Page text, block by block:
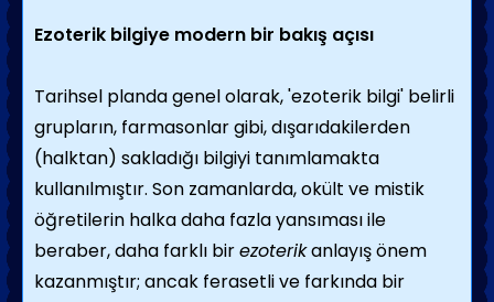
Ezoterik bilgiye modern bir bakış açısı
Tarihsel planda genel olarak, 'ezoterik bilgi' belirli
grupların, farmasonlar gibi, dışarıdakilerden
(halktan) sakladığı bilgiyi tanımlamakta
kullanılmıştır. Son zamanlarda, okült ve mistik
öğretilerin halka daha fazla yansıması ile
beraber, daha farklı birezoterikanlayış önem
kazanmıştır; ancak ferasetli ve farkında bir